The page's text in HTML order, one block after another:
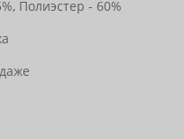
Полиэстер - 60%